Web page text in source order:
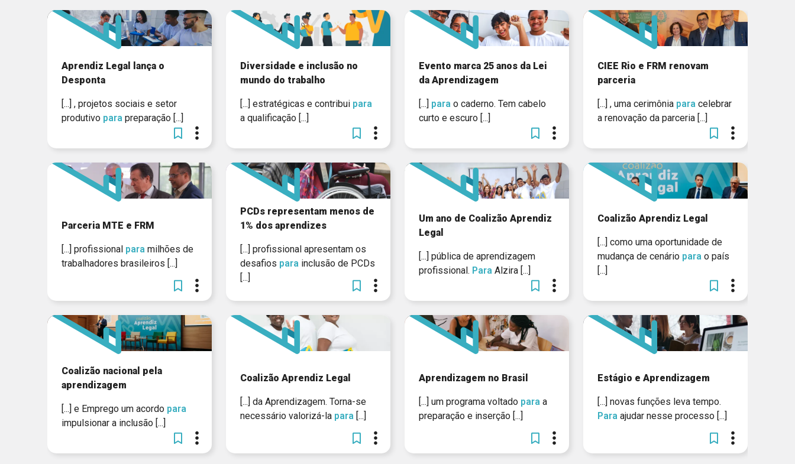
UNICEF
GERAR
SESI NACIONAL / SENAI
NACIONAL
Aprendiz Legal lança o
Desponta
[...] , projetos sociais e setor
produtivo para preparação [...]
Diversidade e inclusão no
mundo do trabalho
[...] estratégicas e contribui para
a qualificação [...]
Evento marca 25 anos da Lei
da Aprendizagem
[...] parao caderno. Tem cabelo
curto e escuro [...]
CIEE Rio e FRM renovam
parceria
[...] , uma cerimônia paracelebrar
a renovação da parceria [...]
Parceria MTE e FRM
[...] profissional para milhões de
trabalhadores brasileiros [...]
PCDs representam menos de
1% dos aprendizes
[...] profissional apresentam os
desafios parainclusão de PCDs
[...]
Um ano de Coalizão Aprendiz
Legal
[...] pública de aprendizagem
profissional. ParaAlzira [...]
Coalizão Aprendiz Legal
[...] como uma oportunidade de
mudança de cenário parao país
[...]
Coalizão nacional pela
aprendizagem
[...] e Emprego um acordo para
impulsionar a inclusão [...]
Coalizão Aprendiz Legal
[...] da Aprendizagem. Torna-se
necessário valorizá-la para[...]
Aprendizagem no Brasil
[...] um programa voltado paraa
preparação e inserção [...]
Estágio e Aprendizagem
[...] novas funções leva tempo.
Paraajudar nesse processo [...]